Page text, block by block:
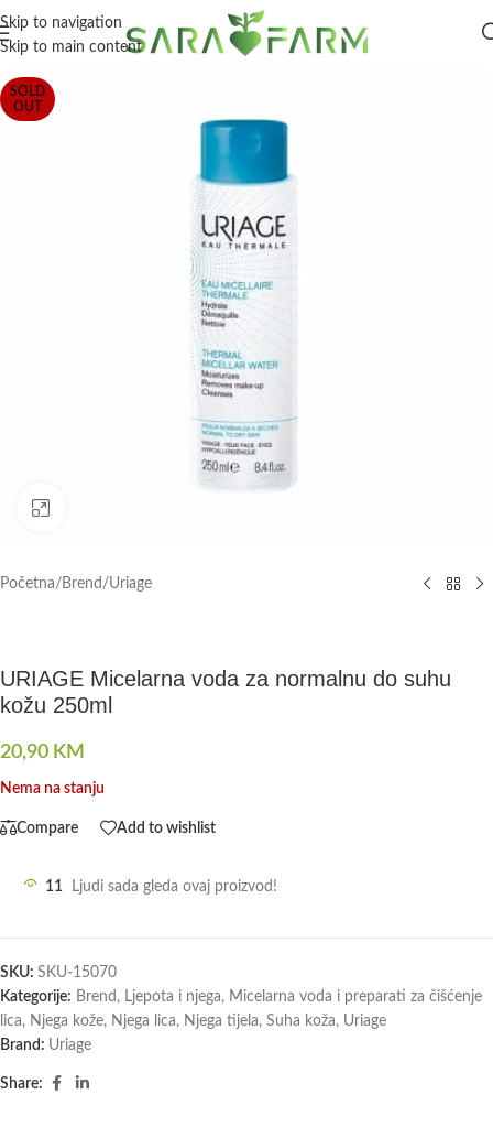
Skip to navigation
Skip to main content
SOLD
OUT
Početna/ Brend /Uriage
URIAGE Micelarna voda za normalnu do suhu
kožu 250ml
20,90 KM
Nema na stanju
Compare Add to wishlist
11 Ljudi sada gleda ovaj proizvod!
SKU: SKU-15070
Kategorije: Brend , Ljepota i njega, Micelarna voda i preparati za čišćenje
lica, Njega kože, Njega lica, Njega tijela, Suha koža, Uriage
Brand: Uriage
Share: